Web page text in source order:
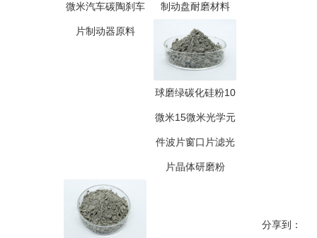
微米汽车碳陶刹车
片制动器原料
制动盘耐磨材料
球磨绿碳化硅粉10
微米15微米光学元
件波片窗口片滤光
片晶体研磨粉
分享到：